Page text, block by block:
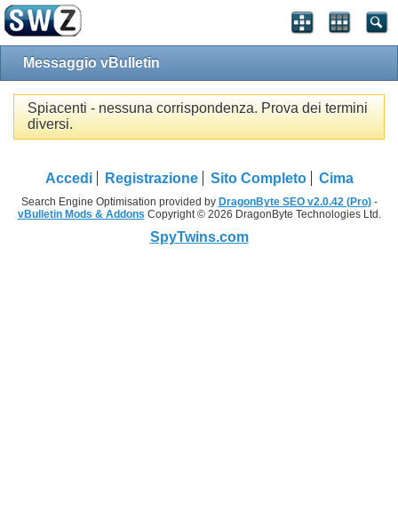
Messaggio vBulletin
Spiacenti - nessuna corrispondenza. Prova dei termini
diversi.
Accedi Registrazione Sito Completo Cima
Search Engine Optimisation provided by DragonByte SEO v2.0.42 (Pro)-
vBulletin Mods & Addons Copyright © 2026 DragonByte Technologies Ltd.
SpyTwins.com